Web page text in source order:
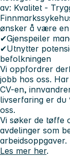
av: Kvalitet -
ønsker å være en
✔Gjenspeiler
✔Utnytter
befolkningen
Vi oppfordrer
jobb hos oss.
CV-en,
livserfaring er du
oss.
Vi søker de tøffe
avdelinger som
arbeidsoppgaver.
Les mer her.